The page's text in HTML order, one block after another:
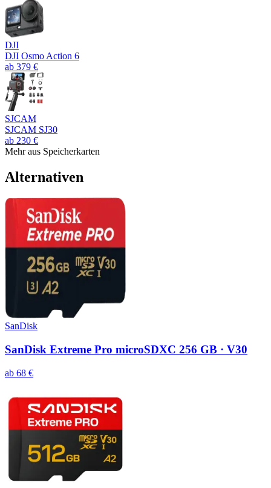
DJI
DJI Osmo Action 6
ab 379 €
SJCAM
SJCAM SJ30
ab 230 €
Mehr aus Speicherkarten
Alternativen
SanDisk
SanDisk Extreme Pro microSDXC 256 GB · V30
ab 68 €